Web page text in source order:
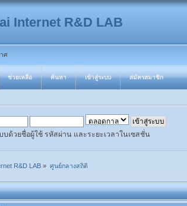
ศ
ช่วยเหลือ ค้นหา เข้าสู่ระบบ สมัครสมาชิก
บด้วยชื่อผู้ใช้ รหัสผ่าน และระยะเวลาในเซสชั่น
R&D LAB » ศูนย์กลางสถิติ